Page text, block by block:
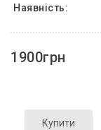
Наявність:
1900грн
Купити